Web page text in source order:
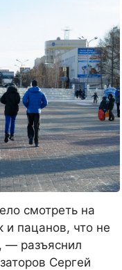
смотреть на
пацанов, что не
— разъяснил
Сергей